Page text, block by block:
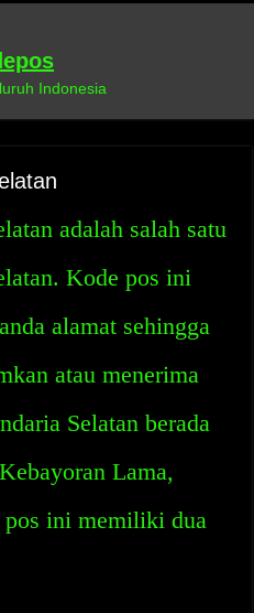
Indonesia
adalah salah satu
Kode pos ini
alamat sehingga
atau menerima
Selatan berada
Lama,
pos ini memiliki dua